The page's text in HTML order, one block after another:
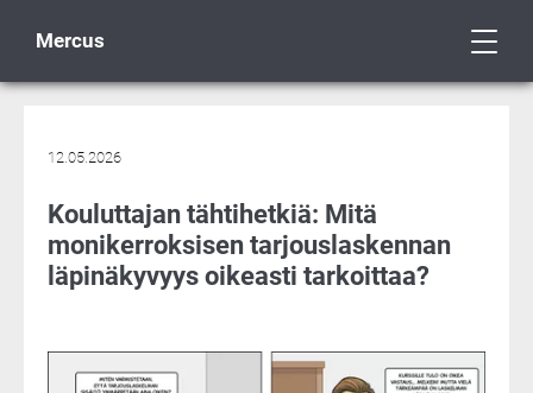
Mercus
12.05.2026
Kouluttajan tähtihetkiä: Mitä
monikerroksisen tarjouslaskennan
läpinäkyvyys oikeasti tarkoittaa?